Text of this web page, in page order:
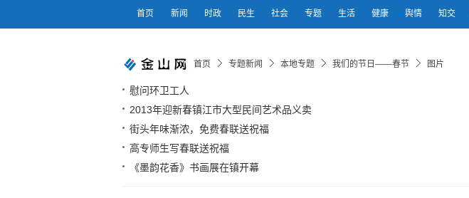
首页 新闻 时政 民生 社会 专题 生活 健康 舆情 知交
首页 专题新闻 本地专题 我们的节日——春节 图片
慰问环卫工人
2013年迎新春镇江市大型民间艺术品义卖
街头年味渐浓，免费春联送祝福
高专师生写春联送祝福
《墨韵花香》书画展在镇开幕